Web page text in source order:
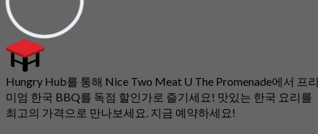
Hungry Hub를 통해 Nice Two Meat U The Promenade에서 프
미엄 한국 BBQ를 독점 할인가로 즐기세요! 맛있는 한국 요리를
최고의 가격으로 만나보세요. 지금 예약하세요!